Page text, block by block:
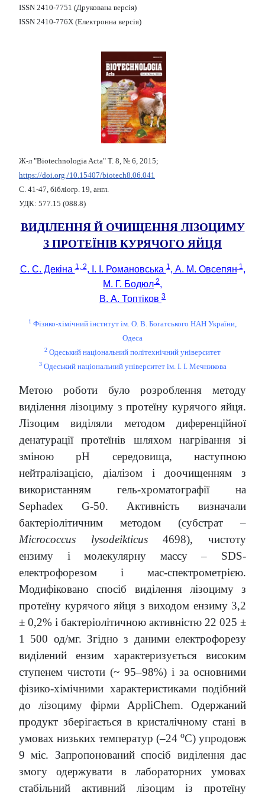
ISSN 2410-7751 (Друкована версія)
ISSN 2410-776X (Електронна версія)
Ж-л "Biotechnologia Acta" Т. 8, № 6, 2015;
https://doi.org./10.15407/biotech8.06.041
С. 41-47, бібліогр. 19, англ.
УДК: 577.15 (088.8)
ВИДІЛЕННЯ Й ОЧИЩЕННЯ ЛІЗОЦИМУ
З ПРОТЕЇНІВ КУРЯЧОГО ЯЙЦЯ
С. С. Декіна1, 2, І. І. Романовська1, А. М. Овсепян 1,
М. Г. Бодюл 2,
В. А. Топтіков 3
1 Фізико-хімічний інститут ім. О. В. Богатського НАН України,
Одеса
2 Одеський національний політехнічний університет
3Одеський національний університет ім. І. І. Мечникова
Метою роботи було розроблення методу
виділення лізоциму з протеїну курячого яйця.
Лізоцим виділяли методом диференційної
денатурації протеїнів шляхом нагрівання зі
зміною рН середовища, наступною
нейтралізацією, діалізом і доочищенням з
використанням гель-хроматографії на
Sephadex G-50. Активність визначали
бактеріолітичним методом (субстрат –
Micrococcus lysodeikticus4698), чистоту
ензиму і молекулярну массу – SDS-
електрофорезом і мас-спектрометрією.
Модифіковано спосіб виділення лізоциму з
протеїну курячого яйця з виходом ензиму 3,2
± 0,2% і бактеріолітичною активністю 22 025 ±
1 500 од/мг. Згідно з даними електрофорезу
виділений ензим характеризується високим
ступенем чистоти (~ 95–98%) і за основними
фізико-хімічними характеристиками подібний
до лізоциму фірми AppliChem. Одержаний
продукт зберігається в кристалічному стані в
умовах низьких температур (–24 оС) упродовж
9 міс. Запропонований спосіб виділення дає
змогу одержувати в лабораторних умовах
стабільний активний лізоцим із протеїну